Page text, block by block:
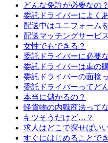
どんな免許が必要なの？
委託ドライバーによく
配送中はユニフォーム
配送マッチングサービ
女性でもできる？
委託ドライバーに必要
委託ドライバーは車の
委託ドライバーの面接
委託ドライバーってど
本当に儲かるの？
軽貨物の内職商法って
キツそうだけど…？
求人はどこで探せばい
すぐにはじめることで